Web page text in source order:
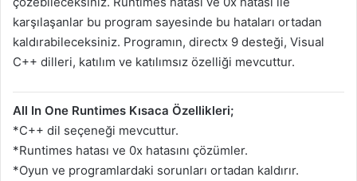
karşılaşanlar bu program sayesinde bu hataları ortadan
kaldırabileceksiniz. Programın, directx 9 desteği, Visual
C++ dilleri, katılım ve katılımsız özelliği mevcuttur.
All In One Runtimes Kısaca Özellikleri;
*C++ dil seçeneği mevcuttur.
*Runtimes hatası ve 0x hatasını çözümler.
*Oyun ve programlardaki sorunları ortadan kaldırır.